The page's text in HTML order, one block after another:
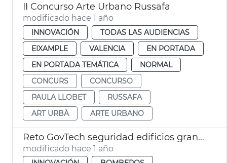
II Concurso Arte Urbano Russafa
modificado hace 1 año
INNOVACIÓN
TODAS LAS AUDIENCIAS
EIXAMPLE
VALENCIA
EN PORTADA
EN PORTADA TEMÁTICA
NORMAL
CONCURS
CONCURSO
PAULA LLOBET
RUSSAFA
ART URBÀ
ARTE URBANO
Reto GovTech seguridad edificios gran altura
modificado hace 1 año